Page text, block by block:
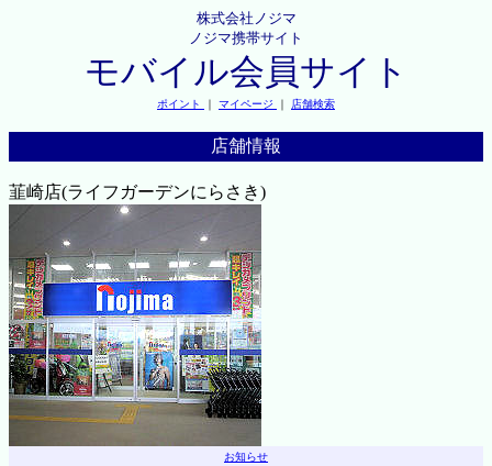
株式会社ノジマ
ノジマ携帯サイト
モバイル会員サイト
ポイント ｜ マイページ ｜ 店舗検索
店舗情報
韮崎店(ライフガーデンにらさき)
お知らせ